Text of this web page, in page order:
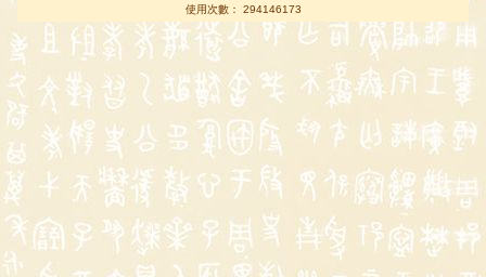
使用次數： 294146173